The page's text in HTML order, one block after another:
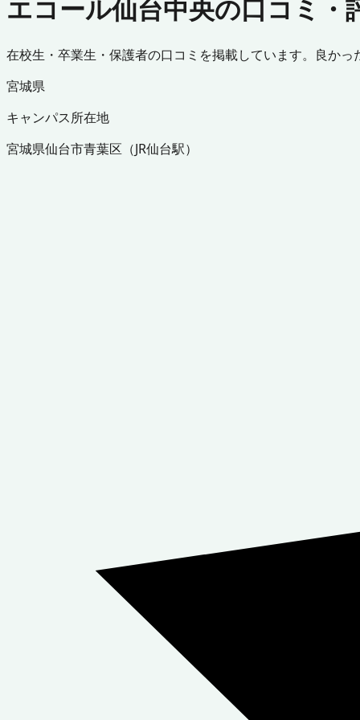
エコール仙台中央の口コミ・
在校生・卒業生・保護者の口コミを掲載しています。良か
宮城県
キャンパス所在地
宮城県仙台市青葉区 （JR仙台駅）